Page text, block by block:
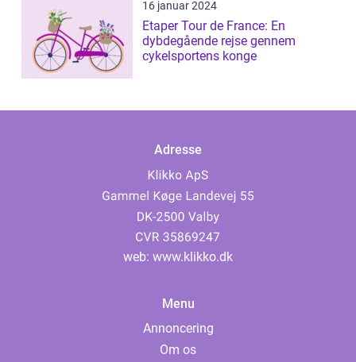
16 januar 2024
Etaper Tour de France: En
dybdegående rejse gennem
cykelsportens konge
Adresse
web: www.klikko.dk
Menu
Annoncering
Om os